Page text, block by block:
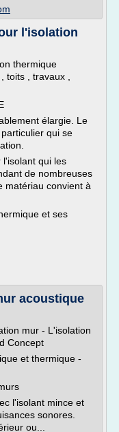
l'isolation
thermique
, travaux ,
élargie. Le
qui se
qui les
de nombreuses
matériau convient à
et ses
acoustique
mur - L'isolation
Concept
et thermique -
l'isolant mince et
sonores.
ou...